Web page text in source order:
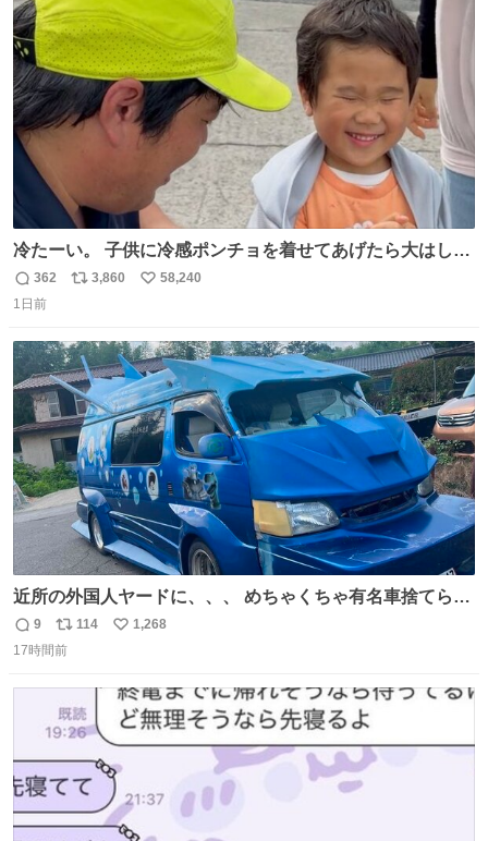
ト
数
数
冷たーい。 子供に冷感ポンチョを着せてあげたら大はしゃ
ぎで喜んでくれました。 こんな素敵な代物を提供してくれ
た山口県の恩師に感謝。
返
信
362
リ
ト
数
3,860
い
数
58,240
1日前
近所の外国人ヤードに、、、 めちゃくちゃ有名車捨てられ
てました😭 外装ぼろぼろだし、、 中も何にも残ってない
し、、 可哀想に😢😢 今まで数十年お疲れ様でした、、 #バ
返
信
9
リ
ポ
ト
数
114
い
数
1,268
17時間前